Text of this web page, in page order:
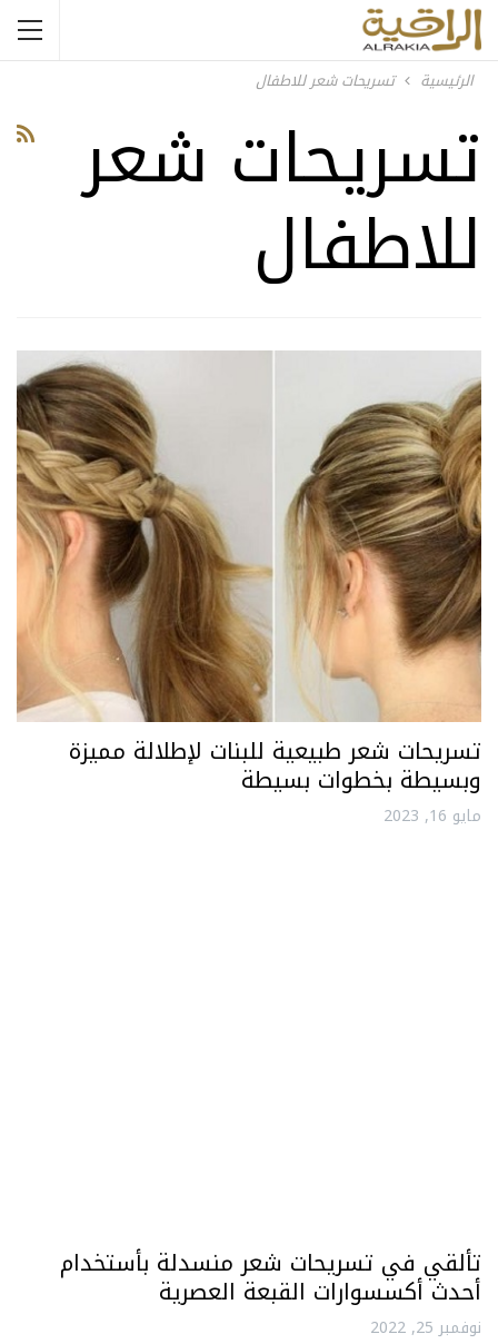
الرئيسية تسريحات شعر للاطفال
تسريحات شعر
للاطفال
تسريحات شعر طبيعية للبنات لإطلالة مميزة
وبسيطة بخطوات بسيطة
مايو 16, 2023
تألقي في تسريحات شعر منسدلة بأستخدام
أحدث أكسسوارات القبعة العصرية
نوفمبر 25, 2022